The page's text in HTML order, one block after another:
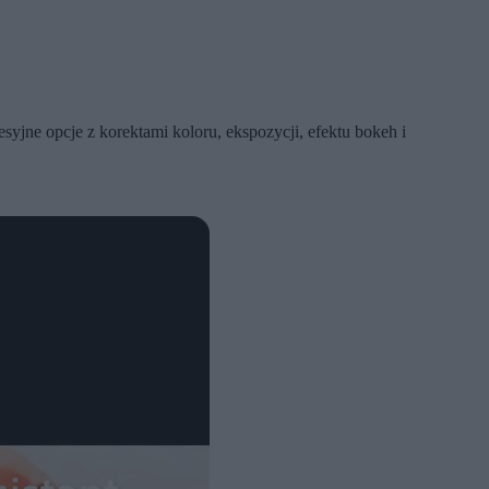
opcje z korektami koloru, ekspozycji, efektu bokeh i